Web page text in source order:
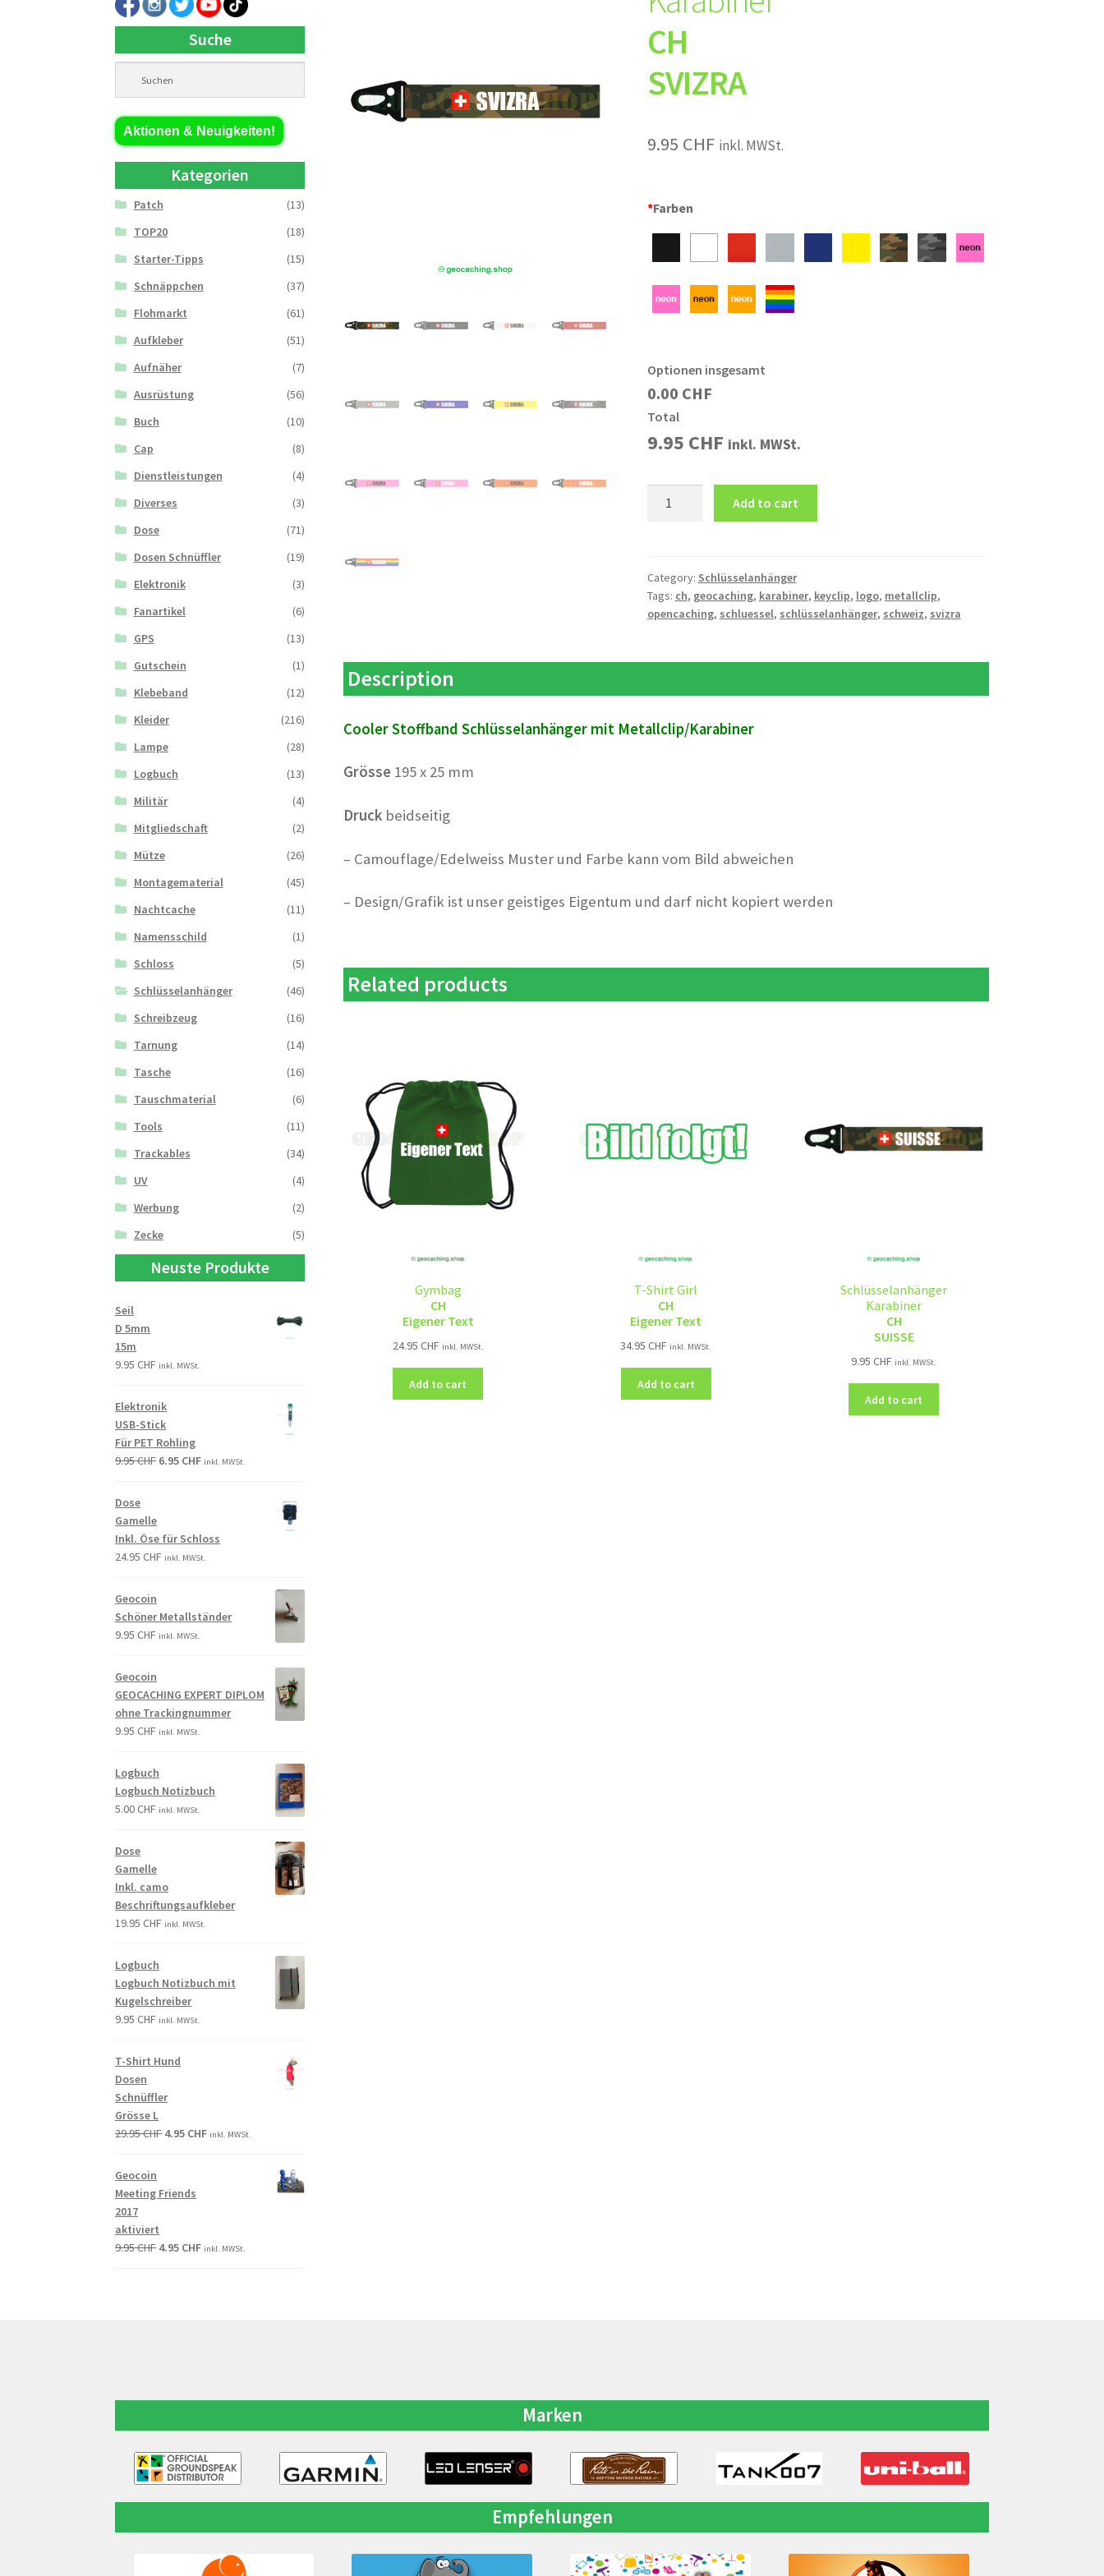
CH
SVIZRA
9.95 CHF inkl. MWSt.
*Farben
Optionen insgesamt
0.00 CHF
Total
9.95 CHF inkl. MWSt.
quantity
Add to cart
Category: Schlüsselanhänger
Tags: ch, geocaching, karabiner, keyclip, logo, metallclip,
opencaching, schluessel, schlüsselanhänger, schweiz, svizra
Description
Cooler Stoffband Schlüsselanhänger mit Metallclip/Karabiner
Grösse195 x 25 mm
Druckbeidseitig
– Camouflage/Edelweiss Muster und Farbe kann vom Bild abweichen
– Design/Grafik ist unser geistiges Eigentum und darf nicht kopiert werden
Related products
Gymbag
CH
Eigener Text
24.95 CHF inkl. MWSt.
Add to cart
T-Shirt Girl
CH
Eigener Text
34.95CHF inkl. MWSt.
Add to cart
Schlüsselanhänger
Karabiner
CH
SUISSE
9.95CHF inkl. MWSt.
Add to cart
Suche
Aktionen & Neuigkeiten!
Kategorien
Patch
(13)
TOP20
(18)
Starter-Tipps
(15)
Schnäppchen
(37)
Flohmarkt
(61)
Aufkleber
(51)
Aufnäher
(7)
Ausrüstung
(56)
Buch
(10)
Cap
(8)
Dienstleistungen
(4)
Diverses
(3)
Dose
(71)
Dosen Schnüffler
(19)
Elektronik
(3)
Fanartikel
(6)
GPS
(13)
Gutschein
(1)
Klebeband
(12)
Kleider
(216)
Lampe
(28)
Logbuch
(13)
Militär
(4)
Mitgliedschaft
(2)
Mütze
(26)
Montagematerial
(45)
Nachtcache
(11)
Namensschild
(1)
Schloss
(5)
Schlüsselanhänger
(46)
Schreibzeug
(16)
Tarnung
(14)
Tasche
(16)
Tauschmaterial
(6)
Tools
(11)
Trackables
(34)
UV
(4)
Werbung
(2)
Zecke
(5)
Neuste Produkte
Seil
D 5mm
15m
9.95CHF inkl. MWSt.
Elektronik
USB-Stick
Für PET Rohling
9.95CHF 6.95 CHF inkl. MWSt.
Dose
Gamelle
Inkl. Öse für Schloss
24.95CHF inkl. MWSt.
Geocoin
Schöner Metallständer
9.95CHF inkl. MWSt.
Geocoin
GEOCACHING EXPERT DIPLOM
ohne Trackingnummer
9.95CHF inkl. MWSt.
Logbuch
Logbuch Notizbuch
5.00CHF inkl. MWSt.
Dose
Gamelle
Inkl. camo
Beschriftungsaufkleber
19.95CHF inkl. MWSt.
Logbuch
Logbuch Notizbuch mit
Kugelschreiber
9.95CHF inkl. MWSt.
T-Shirt Hund
Dosen
Schnüffler
Grösse L
29.95CHF 4.95 CHF inkl. MWSt.
Geocoin
Meeting Friends
2017
aktiviert
9.95CHF 4.95 CHF inkl. MWSt.
Marken
Empfehlungen